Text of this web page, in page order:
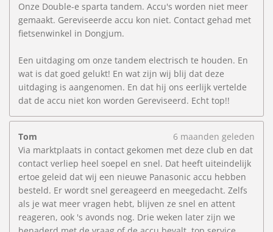
Onze Double-e sparta tandem. Accu's worden niet meer
gemaakt. Gereviseerde accu kon niet. Contact gehad met
fietsenwinkel in Dongjum.
Een uitdaging om onze tandem electrisch te houden. En
wat is dat goed gelukt! En wat zijn wij blij dat deze
uitdaging is aangenomen. En dat hij ons eerlijk vertelde
dat de accu niet kon worden Gereviseerd. Echt top!!
Tom
6 maanden geleden
Via marktplaats in contact gekomen met deze club en dat
contact verliep heel soepel en snel. Dat heeft uiteindelijk
ertoe geleid dat wij een nieuwe Panasonic accu hebben
besteld. Er wordt snel gereageerd en meegedacht. Zelfs
als je wat meer vragen hebt, blijven ze snel en attent
reageren, ook 's avonds nog. Drie weken later zijn we